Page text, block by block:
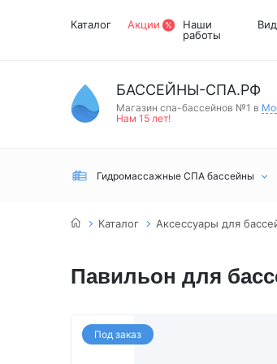
Каталог Акции
Наши
работы
БАССЕЙНЫ-СПА.РФ
Магазин спа-бассейнов №1 в
Нам 15 лет!
Гидромассажные СПА бассейны
сауны
Каталог Аксессуары для
Павильон для
Под заказ